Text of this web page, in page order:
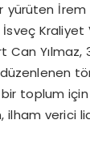
yürüten
Kraliyet
Can Yılmaz,
toplum
ilham verici